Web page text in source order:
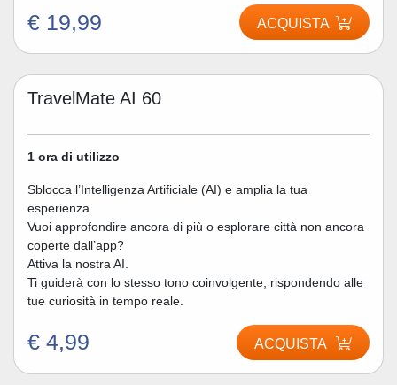
€ 19,99 ACQUISTA
TravelMate AI 60
1 ora di utilizzo
Sblocca l’Intelligenza Artificiale (AI) e amplia la tua
esperienza.
Vuoi approfondire ancora di più o esplorare città non ancora
coperte dall’app?
Attiva la nostra AI.
Ti guiderà con lo stesso tono coinvolgente, rispondendo alle
tue curiosità in tempo reale.
€ 4,99 ACQUISTA